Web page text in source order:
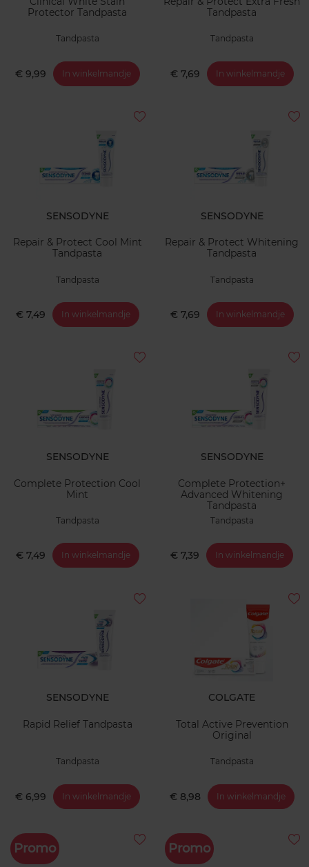
Protector Tandpasta
Tandpasta
€ 9,99 In winkelmandje
Tandpasta
Tandpasta
€ 7,69 In winkelmandje
SENSODYNE
Repair & Protect Cool Mint
Tandpasta
Tandpasta
€ 7,49 In winkelmandje
SENSODYNE
Repair & Protect Whitening
Tandpasta
Tandpasta
€ 7,69 In winkelmandje
SENSODYNE
Complete Protection Cool
Mint
Tandpasta
€ 7,49 In winkelmandje
SENSODYNE
Complete Protection+
Advanced Whitening
Tandpasta
Tandpasta
€ 7,39 In winkelmandje
SENSODYNE
Rapid Relief Tandpasta
Tandpasta
€ 6,99 In winkelmandje
COLGATE
Total Active Prevention
Original
Tandpasta
€ 8,98 In winkelmandje
Promo Promo